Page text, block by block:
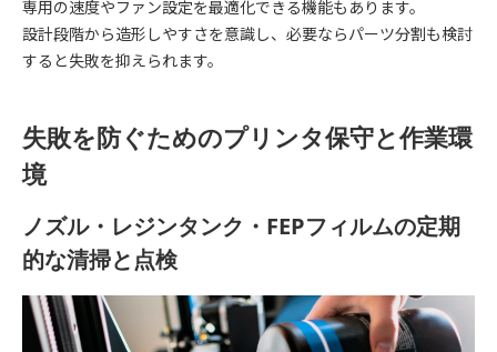
専用の速度やファン設定を最適化できる機能もあります。
設計段階から造形しやすさを意識し、必要ならパーツ分割も検討
すると失敗を抑えられます。
失敗を防ぐためのプリンタ保守と作業環
境
ノズル・レジンタンク・FEPフィルムの定期
的な清掃と点検